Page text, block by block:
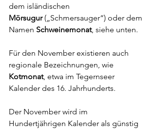
dem isländischen
Mörsugur („Schmersauger“) oder dem
Namen Schweinemonat, siehe unten.
Für den November existieren auch
regionale Bezeichnungen, wie
Kotmonat, etwa im Tegernseer
Kalender des 16. Jahrhunderts.
Der November wird im
Hundertjährigen Kalender als günstig